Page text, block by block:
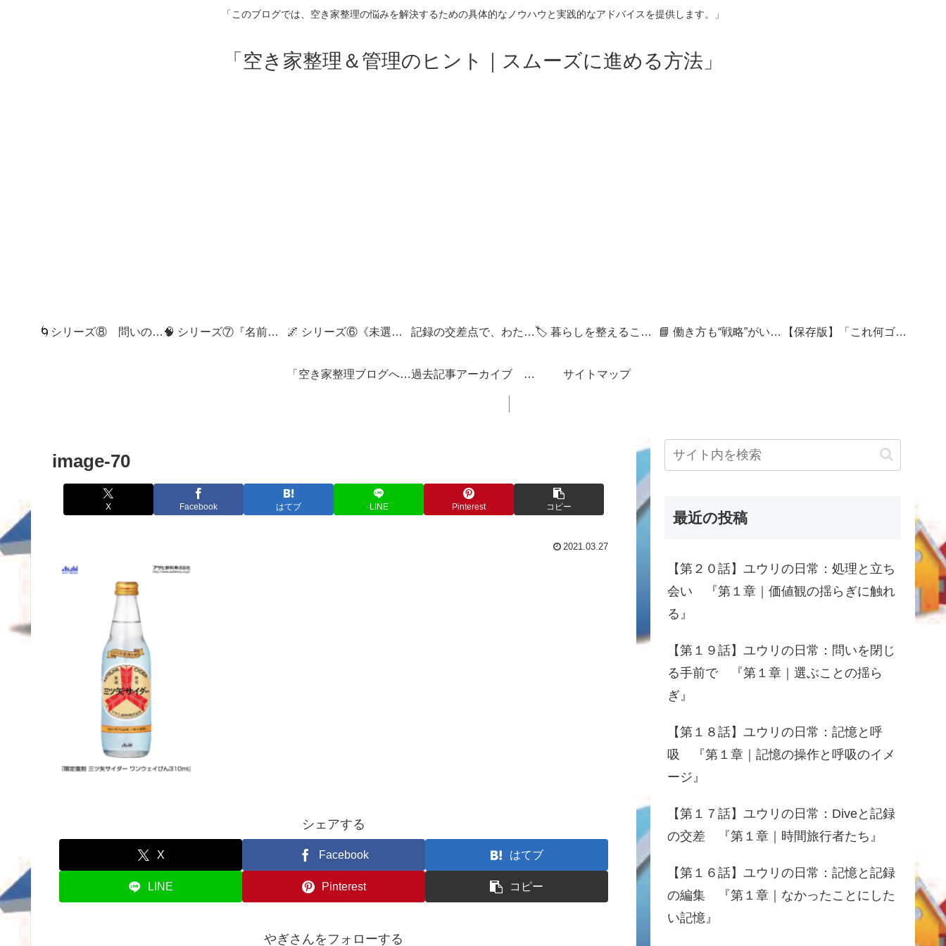
「このブログでは、空き家整理の悩みを解決するための具体的なノウハウと実践的なアドバイスを提供します。」
「空き家整理＆管理のヒント｜スムーズに進める方法」
🌀シリーズ⑧ 問いの狭間へ：記録社会とMemory Diveの世界へようこそ 🧠 シリーズ⑦『名前のない記憶』 🌌 シリーズ⑥《未選択の編集点》 記録の交差点で、わたしを編みなおす 🏷 暮らしを整えることは、未来を編むこと 📘 働き方も“戦略”がいる──セカンドキャリアを組み直す50代の記録 【保存版】「これ何ゴミ？」で迷ったら｜捨てづらさをスコアで見える化する処分ガイド
「空き家整理ブログへようこそ！」 過去記事アーカイブ 「思い立ったが吉日ぶろぐ」 ブログの内容 一覧 リンク集 サイトマップ
image-70
X Facebook はてブ LINE Pinterest コピー
2021.03.27
シェアする
X Facebook はてブ
LINE Pinterest コピー
やぎさんをフォローする
最近の投稿
【第２０話】ユウリの日常：処理と立ち
会い 『第１章｜価値観の揺らぎに触れ
る』
【第１９話】ユウリの日常：問いを閉じ
る手前で 『第１章｜選ぶことの揺ら
ぎ』
【第１８話】ユウリの日常：記憶と呼
吸 『第１章｜記憶の操作と呼吸のイメ
ージ』
【第１７話】ユウリの日常：Diveと記録
の交差 『第１章｜時間旅行者たち』
【第１６話】ユウリの日常：記憶と記録
の編集 『第１章｜なかったことにした
い記憶』